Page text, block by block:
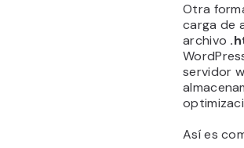
Otra
carga de
archivo
servidor
Así es